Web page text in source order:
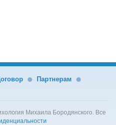
Партнерам
Михаила Бородянского. Все